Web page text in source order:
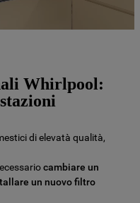
Whirlpool:
di elevatà qualità,
cambiare un
un nuovo filtro